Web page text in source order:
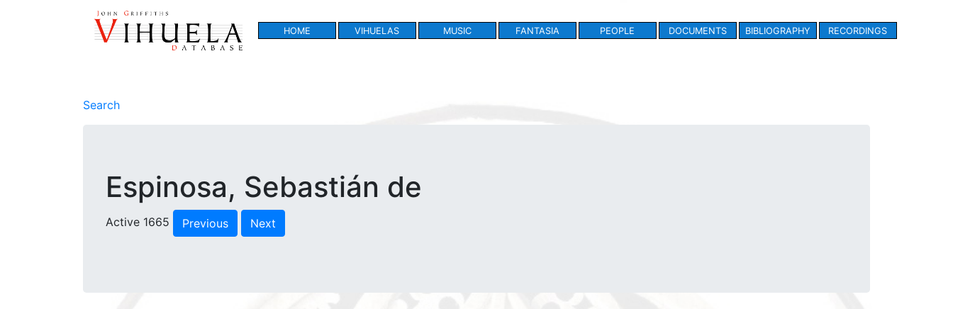
HOME VIHUELAS MUSIC FANTASIA PEOPLE DOCUMENTS BIBLIOGRAPHY RECORDINGS
Search
Espinosa, Sebastián de
Active 1665 Previous Next